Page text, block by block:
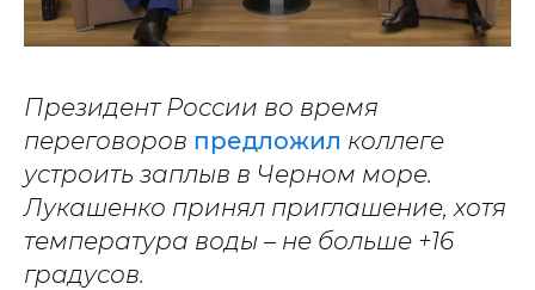
Президент России во время
переговоров предложил коллеге
устроить заплыв в Черном море.
Лукашенко принял приглашение, хотя
температура воды – не больше +16
градусов.